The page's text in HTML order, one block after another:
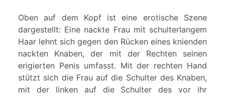
Oben auf dem Kopf ist eine erotische Szene
dargestellt: Eine nackte Frau mit schulterlangem
Haar lehnt sich gegen den Rücken eines knienden
nackten Knaben, der mit der Rechten seinen
erigierten Penis umfasst. Mit der rechten Hand
stützt sich die Frau auf die Schulter des Knaben,
mit der linken auf die Schulter des vor ihr